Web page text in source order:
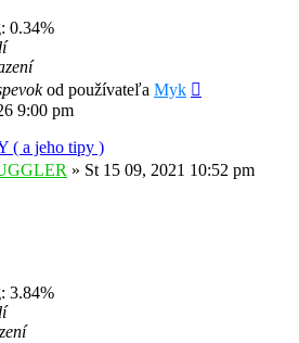
0.34%
od používateľa Myk
9:00 pm
( a jeho tipy )
» St 15 09, 2021 10:52 pm
3.84%